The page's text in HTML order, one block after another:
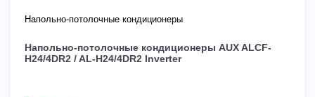
Напольно-потолочные кондиционеры
Напольно-потолочные кондиционеры AUX ALCF-
H24/4DR2 / AL-H24/4DR2 Inverter